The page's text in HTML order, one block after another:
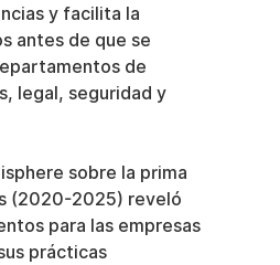
y facilita la
antes de que se
de
legal, seguridad y
sobre la prima
(2020-2025) reveló
para las empresas
prácticas